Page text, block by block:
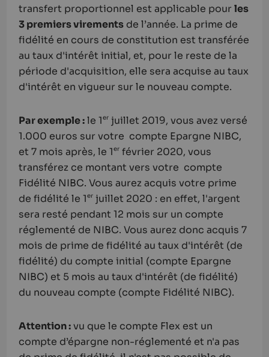
transfert proportionnel est applicable pour les
3 premiers virementsde l’année. La prime de
fidélité en cours de constitution est transférée
au taux d'intérêt initial, et, pour le reste de la
période d'acquisition, elle sera acquise au taux
d'intérêt en vigueur sur le nouveau compte.
Par exemple :le 1erjuillet 2019, vous avez versé
1.000 euros sur votre compte Epargne NIBC,
et 7 mois après, le 1erfévrier 2020, vous
transférez ce montant vers votre compte
Fidélité NIBC. Vous aurez acquis votre prime
de fidélité le 1erjuillet 2020 : en effet, l'argent
sera resté pendant 12 mois sur un compte
réglementé de NIBC. Vous aurez donc acquis 7
mois de prime de fidélité au taux d'intérêt (de
fidélité) du compte initial (compte Epargne
NIBC) et 5 mois au taux d'intérêt (de fidélité)
du nouveau compte (compte Fidélité NIBC).
Attention :vu que le compte Flex est un
compte d’épargne non-réglementé et n'a pas